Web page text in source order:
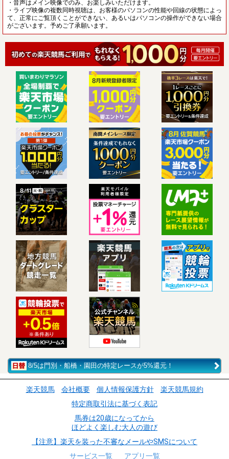
・音声はメイン映像でのみ、お楽しみいただけます。
・ライブ映像の複数同時視聴は、お客様のパソコンの性能や回線の状態によっ
て、正常にご覧頂くことができない、あるいはパソコンの操作ができない場合
がございます。予めご了承願います。
8/5は門別・船橋・園田の特定レースが5%還元！
楽天競馬 会社概要 個人情報保護方針
楽天競馬規約
特定商取引法に基づく表記
馬券は20歳になってから
ほどよく楽しむ大人の遊び
【注意】楽天を装った不審なメールやSMSについて
サービス一覧
アプリ一覧